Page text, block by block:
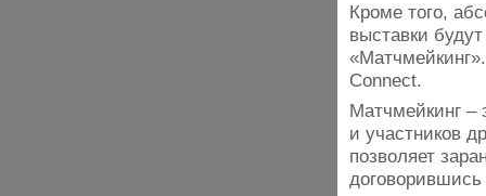
Кроме того,
выставки
Connect.
Матчмейкинг –
и участников
позволяет